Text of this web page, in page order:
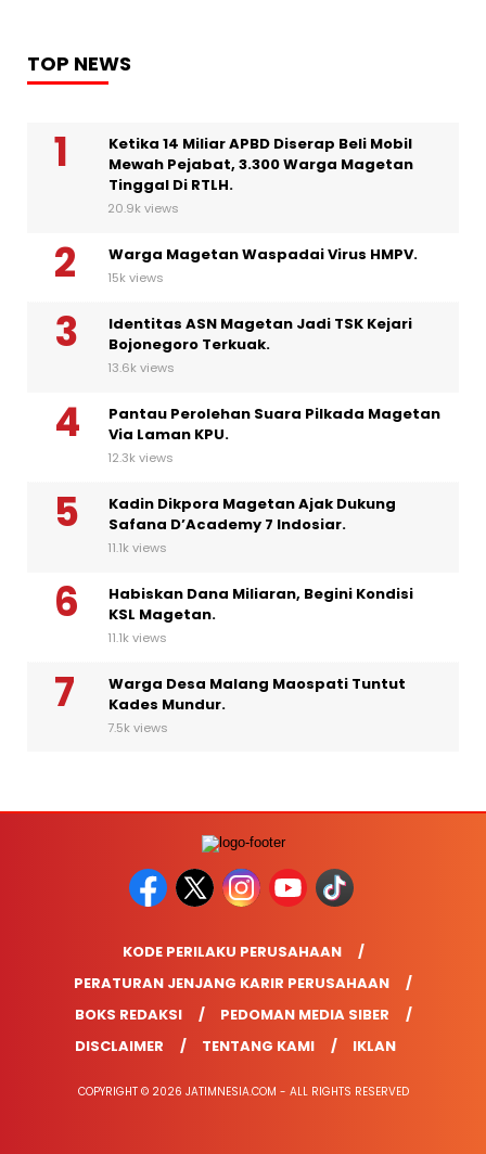
TOP NEWS
Ketika 14 Miliar APBD Diserap Beli Mobil
Mewah Pejabat, 3.300 Warga Magetan
Tinggal Di RTLH.
20.9k views
Warga Magetan Waspadai Virus HMPV.
15k views
Identitas ASN Magetan Jadi TSK Kejari
Bojonegoro Terkuak.
13.6k views
Pantau Perolehan Suara Pilkada Magetan
Via Laman KPU.
12.3k views
Kadin Dikpora Magetan Ajak Dukung
Safana D’Academy 7 Indosiar.
11.1k views
Habiskan Dana Miliaran, Begini Kondisi
KSL Magetan.
11.1k views
Warga Desa Malang Maospati Tuntut
Kades Mundur.
7.5k views
KODE PERILAKU PERUSAHAAN
PERATURAN JENJANG KARIR PERUSAHAAN
BOKS REDAKSI
PEDOMAN MEDIA SIBER
DISCLAIMER
TENTANG KAMI IKLAN
COPYRIGHT © 2026 JATIMNESIA.COM - ALL RIGHTS RESERVED